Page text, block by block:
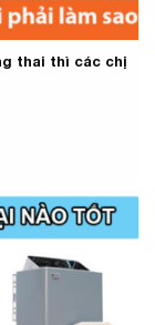
thai thì các chị